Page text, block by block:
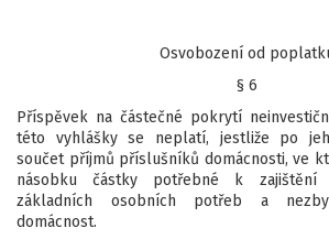
Osvobození od
§ 6
Příspěvek na částečné pokrytí
této vyhlášky se neplatí, jestliže po
součet příjmů příslušníků domácnosti, ve
násobku částky potřebné k zajištění
základních osobních potřeb a
domácnost.